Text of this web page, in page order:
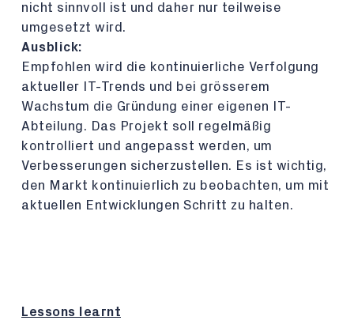
nicht sinnvoll ist und daher nur teilweise
umgesetzt wird.
Ausblick:
Empfohlen wird die kontinuierliche Verfolgung
aktueller IT-Trends und bei grösserem
Wachstum die Gründung einer eigenen IT-
Abteilung. Das Projekt soll regelmäßig
kontrolliert und angepasst werden, um
Verbesserungen sicherzustellen. Es ist wichtig,
den Markt kontinuierlich zu beobachten, um mit
aktuellen Entwicklungen Schritt zu halten.
Lessons learnt